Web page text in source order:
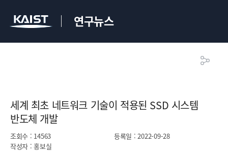
연구뉴스
세계 최초 네트워크 기술이 적용된 SSD 시스템
반도체 개발​
조회수 : 14563 등록일 : 2022-09-28
작성자 : 홍보실